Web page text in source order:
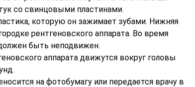
со свинцовыми пластинами.
которую он зажимает зубами. Нижняя
рентгеновского аппарата. Во время
быть неподвижен.
аппарата движутся вокруг головы
на фотобумагу или передается врачу в